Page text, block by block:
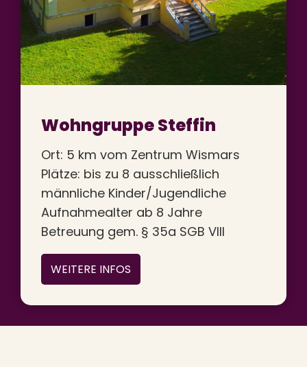
Wohngruppe Steffin
Ort: 5 km vom Zentrum Wismars
Plätze: bis zu 8 ausschließlich
männliche Kinder/Jugendliche
Aufnahmealter ab 8 Jahre
Betreuung gem. § 35a SGB VIII
WEITERE INFOS